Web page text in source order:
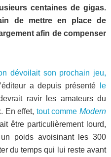
centaines de gigas.
de mettre en place de
afin de compenser
dévoilait son prochain jeu,
a depuis présenté
le
ravir les amateurs du
En effet, tout commeModern
être particulièrement lourd,
poids avoisinant les 300
du temps qui lui reste avant